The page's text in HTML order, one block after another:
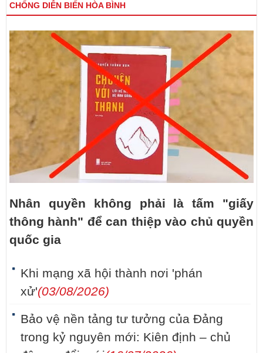
CHỐNG DIỄN BIẾN HÒA BÌNH
Nhân quyền không phải là tấm "giấy
thông hành" để can thiệp vào chủ quyền
quốc gia
Khi mạng xã hội thành nơi 'phán
xử'(03/08/2026)
Bảo vệ nền tảng tư tưởng của Đảng
trong kỷ nguyên mới: Kiên định – chủ